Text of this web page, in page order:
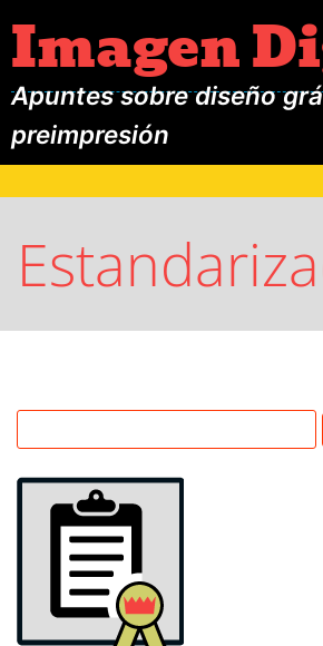
Imagen
Apuntes sobre diseño
preimpresión